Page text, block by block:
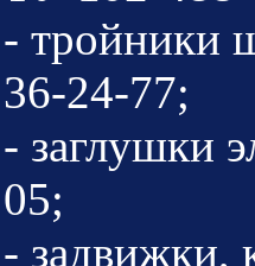
- тройники
36-24-77;
- заглушки
05;
- задвижки,